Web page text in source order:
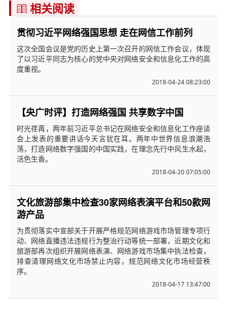
 相关阅读
贯彻习近平网络强国思想 走在网信工作前列
这次全国会议是党的历史上第一次召开的网信工作会议，体现
了以习近平同志为核心的党中央对网络安全和信息化工作的高
度重视。
2018-04-24 08:23:00
【央广时评】打造网络强国 共享数字中国
时光荏苒，两年前习近平总书记在网络安全和信息化工作座谈
会上发表的重要讲话今天言犹在耳。两年中世界信息浪潮浩
荡，打造网络数字强国的中国实践，在理念先行中风生水起，
活色生香。
2018-04-20 07:05:00
文化旅游部集中检查30家网络表演平台和50款网
游产品
为贯彻落实中宣部关于开展严格规范网络游戏市场管理专项行
动、网络直播违法违规行为整治行动等统一部署，近期文化和
旅游部再次组织开展网络表演、网络游戏市场集中执法检查，
排查清理网络文化市场禁止内容，规范网络文化市场经营秩
序。
2018-04-17 13:47:00